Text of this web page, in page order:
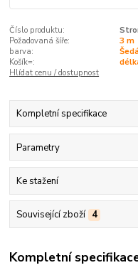
Číslo produktu:
Požadovaná šíře:
3 m
barva:
Košík=:
Hlídat cenu / dostupnost
Kompletní specifikace
Parametry
Ke stažení
Související zboží 4
Kompletní